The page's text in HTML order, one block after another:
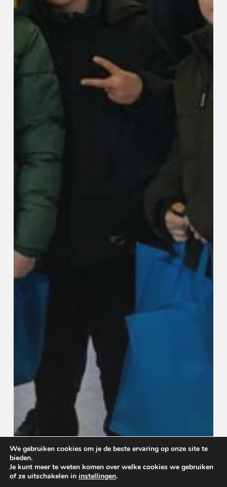
We gebruiken cookies om je de beste ervaring op onze site te
bieden.
Je kunt meer te weten komen over welke cookies we gebruiken
of ze uitschakelen in instellingen.